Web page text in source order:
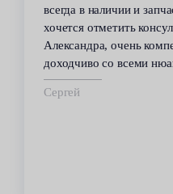
всегда в наличии и
хочется отметить
Александра, очень
доходчиво со всеми
Сергей